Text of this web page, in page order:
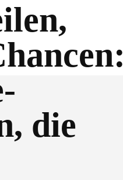
die